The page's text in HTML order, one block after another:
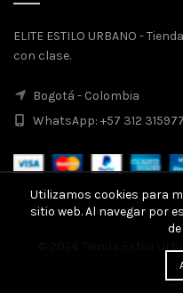
ELITE ESTILO URBANO -
con clase.
Bogotá - Colombia
WhatsApp: +57 312
Utilizamos cookies para
sitio web. Al navegar por